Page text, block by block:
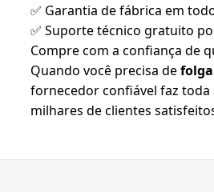
✅ Garantia de fábrica em
✅ Suporte técnico gratuito
Compre com a confiança de
Quando você precisa de
fornecedor confiável faz toda
milhares de clientes